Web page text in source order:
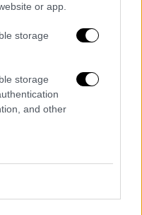
or app.
storage
storage
and other
το δεύτερο
831
κλάδους:
Υγεία και
και